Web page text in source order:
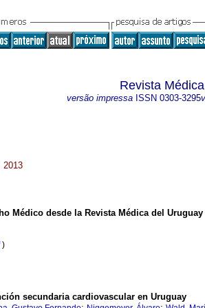
Revista
versão impressa ISSN 0303-3295
2013
Médico desde la Revista Médica del Uruguay
)
secundaria cardiovascular en Uruguay